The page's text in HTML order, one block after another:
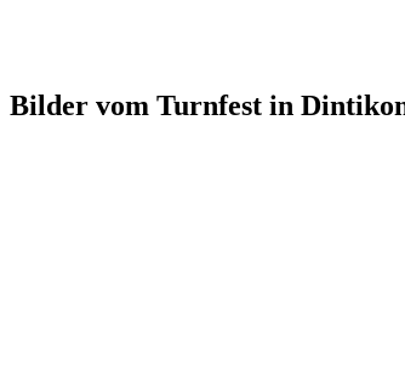
Bilder vom Turnfest in